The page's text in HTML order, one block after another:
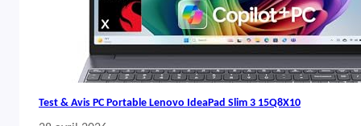
Test & Avis PC Portable Lenovo IdeaPad Slim 3 15Q8X10